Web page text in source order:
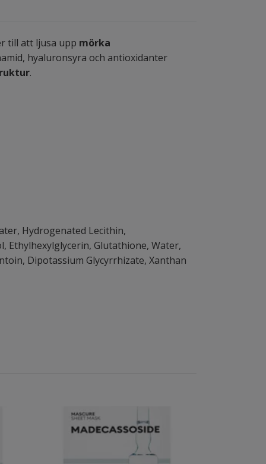
till att ljusa upp mörka
hyaluronsyra och antioxidanter
.
Hydrogenated Lecithin,
Ethylhexylglycerin, Glutathione, Water,
Dipotassium Glycyrrhizate, Xanthan